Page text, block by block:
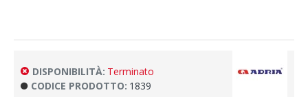
DISPONIBILITÀ: Terminato
CODICE PRODOTTO: 1839